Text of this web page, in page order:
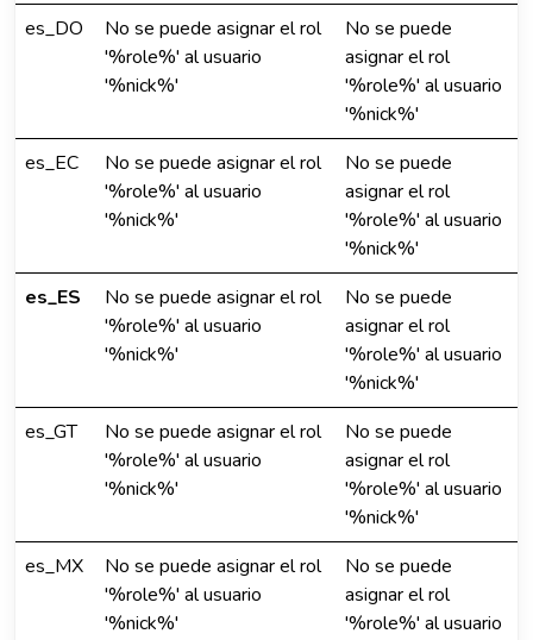
es_DO
No se puede asignar el rol
'%role%' al usuario
'%nick%'
No se puede
asignar el rol
'%role%' al usuario
'%nick%'
es_EC
No se puede asignar el rol
'%role%' al usuario
'%nick%'
No se puede
asignar el rol
'%role%' al usuario
'%nick%'
es_ES
No se puede asignar el rol
'%role%' al usuario
'%nick%'
No se puede
asignar el rol
'%role%' al usuario
'%nick%'
es_GT
No se puede asignar el rol
'%role%' al usuario
'%nick%'
No se puede
asignar el rol
'%role%' al usuario
'%nick%'
es_MX
No se puede asignar el rol
'%role%' al usuario
'%nick%'
No se puede
asignar el rol
'%role%' al usuario